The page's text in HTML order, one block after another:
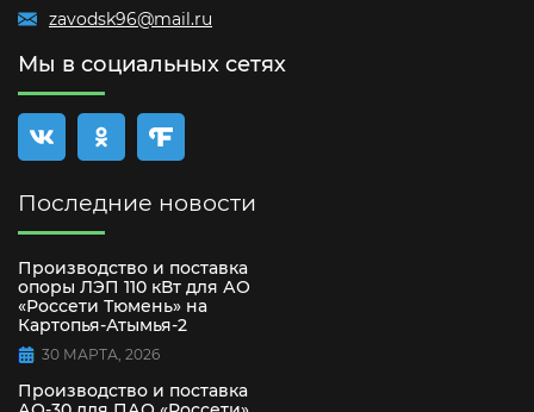
zavodsk96@mail.ru
Мы в социальных сетях
Последние новости
Производство и поставка
опоры ЛЭП 110 кВт для АО
«Россети Тюмень» на
Картопья-Атымья-2
30 МАРТА, 2026
Производство и поставка